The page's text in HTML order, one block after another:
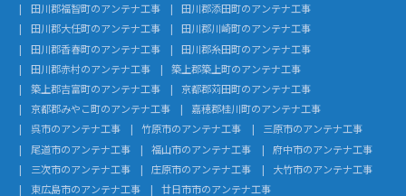
田川郡福智町のアンテナ工事
田川郡添田町のアンテナ工事
田川郡大任町のアンテナ工事
田川郡川崎町のアンテナ工事
田川郡香春町のアンテナ工事
田川郡糸田町のアンテナ工事
田川郡赤村のアンテナ工事
築上郡築上町のアンテナ工事
築上郡吉富町のアンテナ工事
京都郡苅田町のアンテナ工事
京都郡みやこ町のアンテナ工事
嘉穂郡桂川町のアンテナ工事
呉市のアンテナ工事
竹原市のアンテナ工事
三原市のアンテナ工事
尾道市のアンテナ工事
福山市のアンテナ工事
府中市のアンテナ工事
三次市のアンテナ工事
庄原市のアンテナ工事
大竹市のアンテナ工事
東広島市のアンテナ工事
廿日市市のアンテナ工事